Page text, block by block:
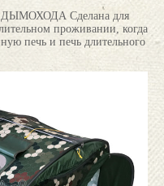
Сделана для
проживании, когда
печь и печь длительного